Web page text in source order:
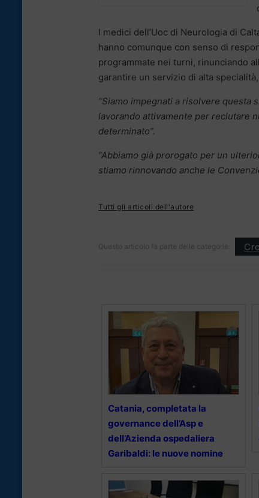
I medici dell’Uoc di Neurologia di
hanno comunque con senso di
programmate nei turni, rinunciando
garantire un servizio di alta
“Siamo impegnati a risolvere questa
lavorando attivamente per reclutare
determinato”.
“Abbiamo già prorogato per un
stiamo rinnovando anche le
Tutti gli articoli dell'autore
Questo articolo fa parte delle categorie:
Catania, completata la
governance dell’Asp e
dell’Azienda ospedaliera
Garibaldi: le nuove nomine